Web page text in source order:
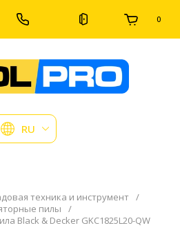
RU
0
техника и инструмент /
пилы
/
Black & Decker GKC1825L20-QW